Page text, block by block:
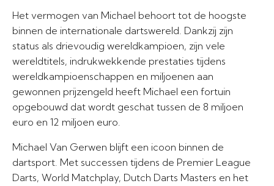
Het vermogen van Michael behoort tot de hoogste
binnen de internationale dartswereld. Dankzij zijn
status als drievoudig wereldkampioen, zijn vele
wereldtitels, indrukwekkende prestaties tijdens
wereldkampioenschappen en miljoenen aan
gewonnen prijzengeld heeft Michael een fortuin
opgebouwd dat wordt geschat tussen de 8 miljoen
euro en 12 miljoen euro.
Michael Van Gerwen blijft een icoon binnen de
dartsport. Met successen tijdens de Premier League
Darts, World Matchplay, Dutch Darts Masters en het